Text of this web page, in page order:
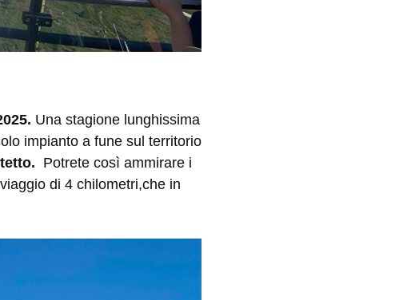
Una stagione lunghissima
impianto a fune sul territorio
Potrete così ammirare i
di 4 chilometri,che in